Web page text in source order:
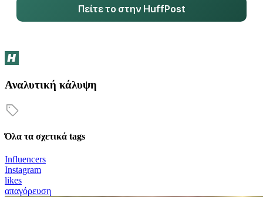
Πείτε το στην HuffPost
Αναλυτική κάλυψη
Όλα τα σχετικά tags
Influencers
Instagram
likes
απαγόρευση